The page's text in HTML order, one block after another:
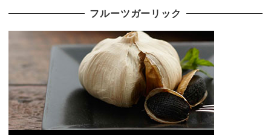
フルーツガーリック